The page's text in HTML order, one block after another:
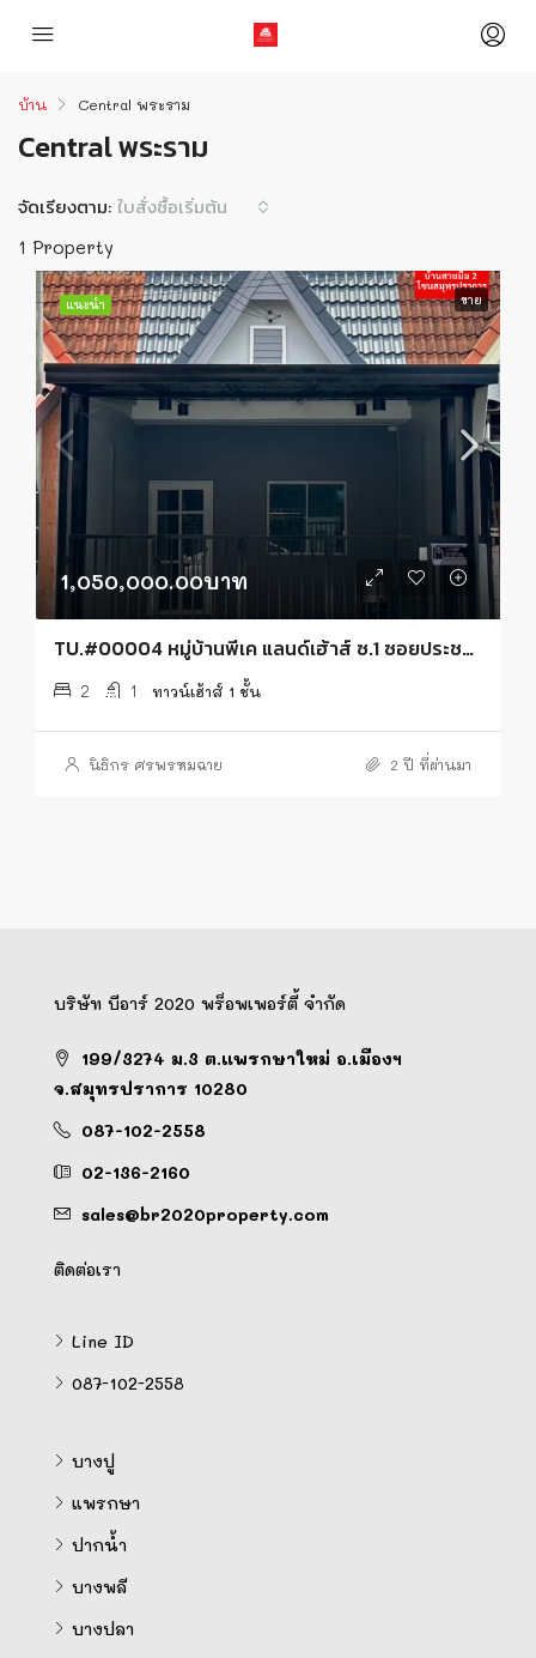
บ้าน Central พระราม
Central พระราม
1 Property
จัดเรียงตาม: ใบสั่งซื้อเริ่มต้น
แนะนำ ขาย
1,050,000.00บาท
TU.#00004 หมู่บ้านพีเค แลนด์เฮ้าส์ ซ.1 ซอยประชาอุทิศ 90
2 1 ทาวน์เฮ้าส์ 1 ชั้น
นิธิกร ศรพรหมฉาย 2 ปี ที่ผ่านมา
บริษัท บีอาร์ 2020 พร็อพเพอร์ตี้ จำกัด
199/3274 ม.3 ต.แพรกษาใหม่ อ.เมืองฯ
จ.สมุทรปราการ 10280
087-102-2558
02-136-2160
sales@br2020property.com
ติดต่อเรา
Line ID
087-102-2558
บางปู
แพรกษา
ปากน้ำ
บางพลี
บางปลา